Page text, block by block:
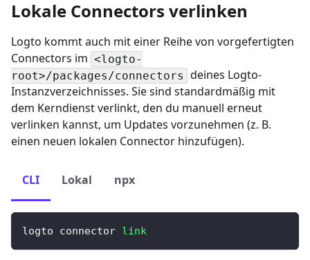
Lokale Connectors verlinken
Logto kommt auch mit einer Reihe von vorgefertigten
Connectors im <logto-
root>/packages/connectors deines Logto-
Instanzverzeichnisses. Sie sind standardmäßig mit
dem Kerndienst verlinkt, den du manuell erneut
verlinken kannst, um Updates vorzunehmen (z. B.
einen neuen lokalen Connector hinzufügen).
CLI Lokal npx
logto connector link